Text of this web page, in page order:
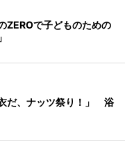
ZEROで子どものための
だ、ナッツ祭り！」 浴